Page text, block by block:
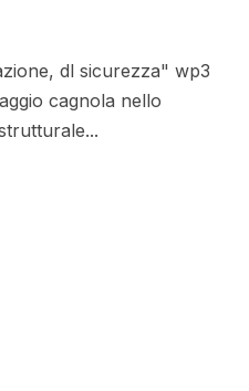
dl sicurezza" wp3
cagnola nello